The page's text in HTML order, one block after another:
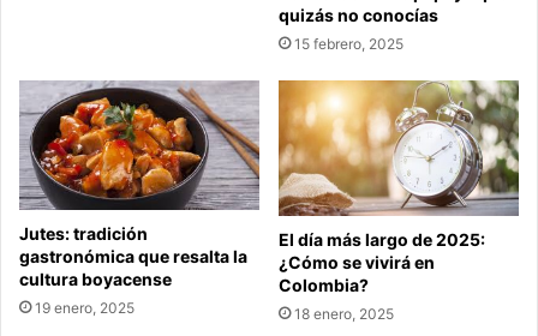
quizás no conocías
15 febrero, 2025
Jutes: tradición
gastronómica que resalta la
cultura boyacense
19 enero, 2025
El día más largo de 2025:
¿Cómo se vivirá en
Colombia?
18 enero, 2025